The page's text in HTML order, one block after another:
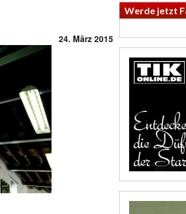
24. März 2015
Werde jetzt